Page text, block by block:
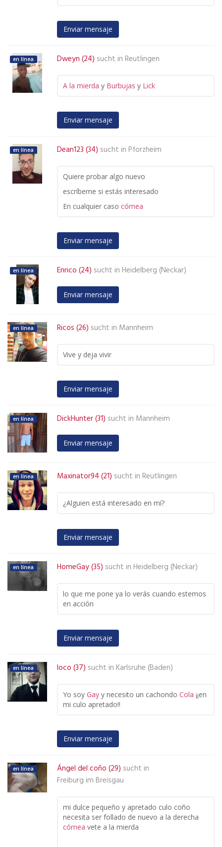
Enviar mensaje
en línea Dweyn (24) sucht in Reutlingen
A la mierda y Burbujas y Lick
Enviar mensaje
en línea Dean123 (34) sucht in Pforzheim
Quiere probar algo nuevo
escríbeme si estás interesado
En cualquier caso córnea
Enviar mensaje
en línea Enrico (24) sucht in Heidelberg (Neckar)
Enviar mensaje
en línea Ricos (26) sucht in Mannheim
Vive y deja vivir
Enviar mensaje
en línea DickHunter (31) sucht in Mannheim
Enviar mensaje
en línea Maxinator94 (21) sucht in Reutlingen
¿Alguien está interesado en mí?
Enviar mensaje
en línea HomeGay (35) sucht in Heidelberg (Neckar)
lo que me pone ya lo verás cuando estemos
en acción
Enviar mensaje
en línea loco (37) sucht in Karlsruhe (Baden)
Yo soy Gay y necesito un cachondo Cola ¡¡en
mi culo apretado!!
Enviar mensaje
en línea Ángel del coño (29) sucht in
Freiburg im Breisgau
mi dulce pequeño y apretado culo coño
necesita ser follado de nuevo a la derecha
córnea vete a la mierda